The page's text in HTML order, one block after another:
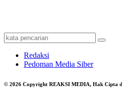
Redaksi
Pedoman Media Siber
© 2026 Copyright REAKSI MEDIA, Hak Cipta